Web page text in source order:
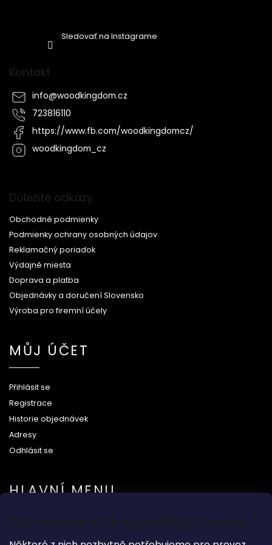
Tyto webové stránky používají cookies
Sledovať na Instagrame
Kontakt
info@woodkingdom.cz
723816110
https://www.fb.com/woodkingdomcz/
woodkingdom_cz
Důležité odkazy
Obchodné podmienky
Podmienky ochrany osobných údajov
Reklamačný poriadok
Výdajné miesta
Doprava a platba
Objednávky a doručení Slovensko
Výroba pro firemní účely
MŮJ ÚČET
Přihlásit se
Registrace
Historie objednávek
Adresy
Odhlásit se
HLAVNÍ MENU
Na svatbu